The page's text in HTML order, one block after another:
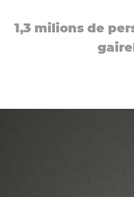
1,3 milions de